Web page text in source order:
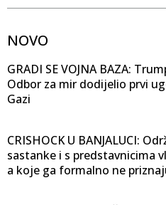
NOVO
GRADI SE VOJNA BAZA:
Odbor za mir dodijelio prvi
Gazi
CRISHOCK U BANJALUCI:
sastanke i s predstavnicima
a koje ga formalno ne